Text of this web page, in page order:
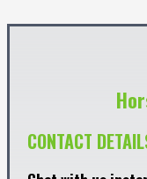
CONTACT